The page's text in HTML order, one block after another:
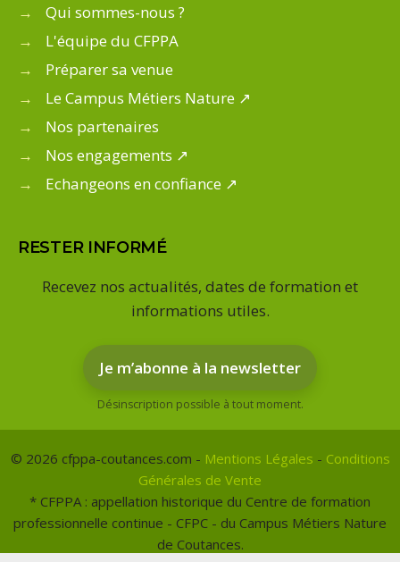
→
Qui sommes-nous ?
→
L'équipe du CFPPA
→
Préparer sa venue
→
Le Campus Métiers Nature ↗
→
Nos partenaires
→
Nos engagements ↗
→
Echangeons en confiance ↗
RESTER INFORMÉ
Recevez nos actualités, dates de formation et
informations utiles.
Je m’abonne à la newsletter
Désinscription possible à tout moment.
© 2026 cfppa-coutances.com - Mentions Légales - Conditions
Générales de Vente
* CFPPA : appellation historique du Centre de formation
professionnelle continue - CFPC - du Campus Métiers Nature
de Coutances.